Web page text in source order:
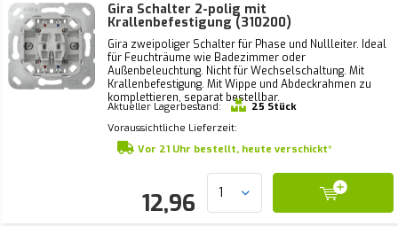
Gira Schalter 2-polig mit
Krallenbefestigung (310200)
Gira zweipoliger Schalter für Phase und Nullleiter. Ideal
für Feuchträume wie Badezimmer oder
Außenbeleuchtung. Nicht für Wechselschaltung. Mit
Krallenbefestigung. Mit Wippe und Abdeckrahmen zu
komplettieren, separat bestellbar.
Aktueller Lagerbestand:
25 Stück
Voraussichtliche Lieferzeit:
Vor 21 Uhr bestellt, heute verschickt*
12,96